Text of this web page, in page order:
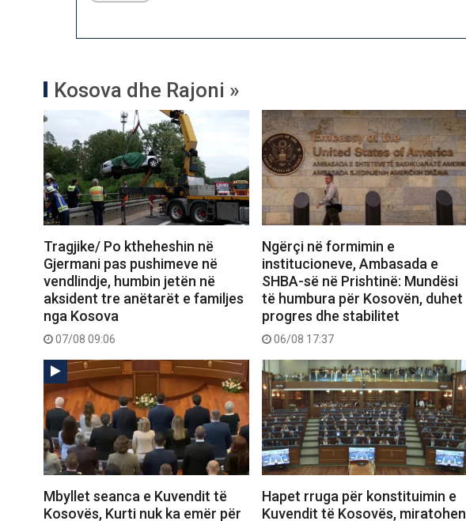
Kosova dhe Rajoni »
Tragjike/ Po ktheheshin në
Gjermani pas pushimeve në
vendlindje, humbin jetën në
aksident tre anëtarët e familjes
nga Kosova
07/08 09:06
Ngërçi në formimin e
institucioneve, Ambasada e
SHBA-së në Prishtinë: Mundësi
të humbura për Kosovën, duhet
progres dhe stabilitet
06/08 17:37
Mbyllet seanca e Kuvendit të
Kosovës, Kurti nuk ka emër për
Hapet rruga për konstituimin e
Kuvendit të Kosovës, miratohen